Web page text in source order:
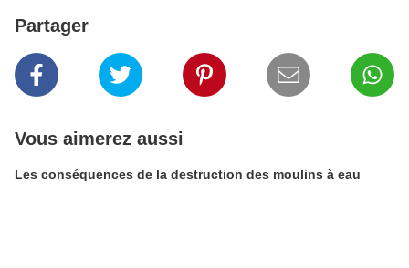
Partager
Vous aimerez aussi
Les conséquences de la destruction des moulins à eau